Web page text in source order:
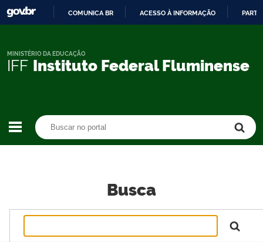
CONTEÚDO
COMUNICA BR ACESSO À INFORMAÇÃO
IFF Instituto Federal Fluminense
MINISTÉRIO DA EDUCAÇÃO
Busca